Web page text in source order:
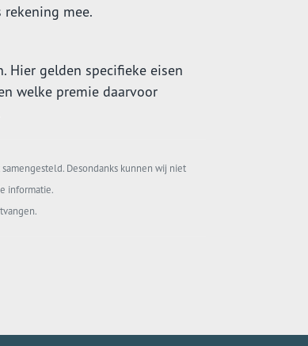
mee.
Hier gelden specifieke eisen
welke premie daarvoor
Desondanks kunnen wij niet
informatie.